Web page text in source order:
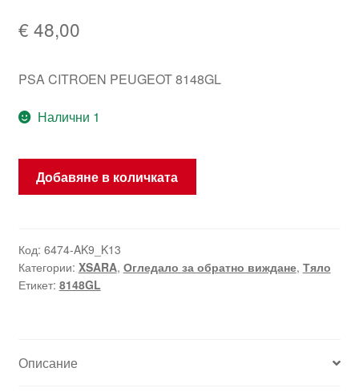
€ 48,00
PSA CITROEN PEUGEOT 8148GL
Налични 1
количество
Citroën
Xsara
KPUC
Добавяне в количката
Код: 6474-AK9_K13
Категории: XSARA, Огледало за обратно виждане, Тяло
Етикет: 8148GL
Описание